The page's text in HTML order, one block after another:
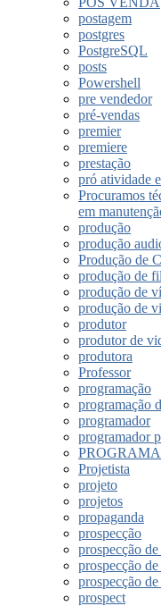
postagem
postgres
PostgreSQL
posts
Powershell
pre vendedor
pré-vendas
premier
premiere
prestação
pró atividade
Procuramos
em
produção
produção
Produção de
produção de
produção de
produção de
produtor
produtor de
produtora
Professor
programação
programação
programador
programador
Projetista
projeto
projetos
propaganda
prospecção
prospecção
prospecção
prospecção
prospect